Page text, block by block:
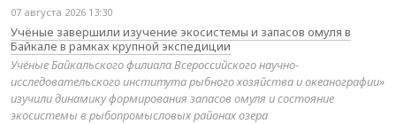
07 августа 2026 13:30
Учёные завершили изучение экосистемы и запасов омуля в
Байкале в рамках крупной экспедиции
Учёные Байкальского филиала Всероссийского научно-
исследовательского института рыбного хозяйства и океанографии»
изучили динамику формирования запасов омуля и состояние
экосистемы в рыбопромысловых районах озера